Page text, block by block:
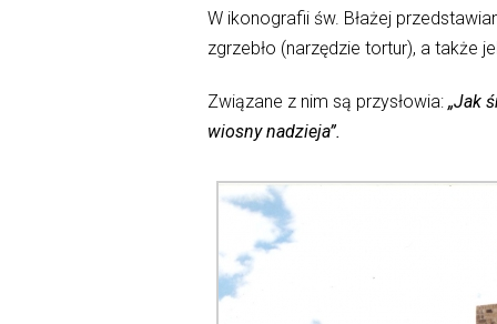
W ikonografii św. Błażej
zgrzebło (narzędzie tortur), a także
Związane z nim są przysłowia: „Jak
wiosny nadzieja”.